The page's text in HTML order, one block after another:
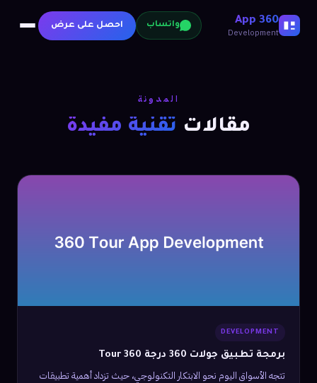
360 App
Development
واتساب احصل على عرض
المدونة
مقالات تقنية مفيدة
DEVELOPMENT
برمجة تطبيق جولات 360 درجة 360 Tour
تتجه الأسواق اليوم نحو الابتكار التكنولوجي، حيث تزداد أهمية تطبيقات